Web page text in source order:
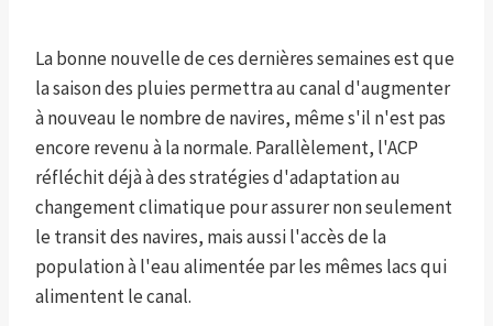
La bonne nouvelle de ces dernières semaines est que
la saison des pluies permettra au canal d'augmenter
à nouveau le nombre de navires, même s'il n'est pas
encore revenu à la normale. Parallèlement, l'ACP
réfléchit déjà à des stratégies d'adaptation au
changement climatique pour assurer non seulement
le transit des navires, mais aussi l'accès de la
population à l'eau alimentée par les mêmes lacs qui
alimentent le canal.